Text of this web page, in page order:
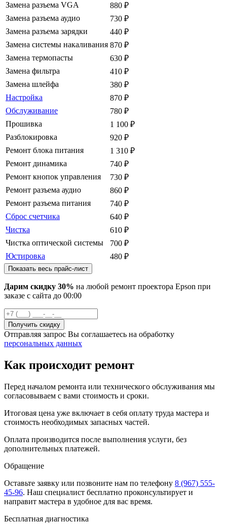
Замена разъема VGA
880 ₽
Замена разъема аудио
730 ₽
Замена разъема зарядки
440 ₽
Замена системы накаливания 870 ₽
Замена термопасты
630 ₽
Замена фильтра
410 ₽
Замена шлейфа
380 ₽
Настройка
870 ₽
Обслуживание
780 ₽
Прошивка
1 100 ₽
Разблокировка
920 ₽
Ремонт блока питания
1 310 ₽
Ремонт динамика
740 ₽
Ремонт кнопок управления
730 ₽
Ремонт разъема аудио
860 ₽
Ремонт разъема питания
740 ₽
Сброс счетчика
640 ₽
Чистка
610 ₽
Чистка оптической системы
700 ₽
Юстировка
480 ₽
Показать весь прайс-лист
Дарим скидку 30% на любой ремонт проектора Epson при
заказе с сайта до 00:00
Отправляя запрос Вы соглашаетесь на обработку
персональных данных
Как происходит ремонт
Перед началом ремонта или технического обслуживания мы
согласовываем с вами стоимость и сроки.
Итоговая цена уже включает в себя оплату труда мастера и
стоимость необходимых запасных частей.
Оплата производится после выполнения услуги, без
дополнительных платежей.
Обращение
Оставьте заявку или позвоните нам по телефону 8 (967) 555-
45-96. Наш специалист бесплатно проконсультирует и
направит мастера в удобное для вас время.
Бесплатная диагностика